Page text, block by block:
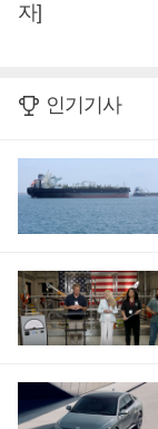
자]
인기기사